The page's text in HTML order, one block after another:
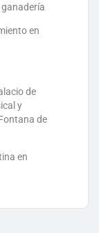
en
de
y
de
en